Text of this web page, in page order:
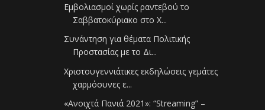
Εμβολιασμοί χωρίς ραντεβού το
Σαββατοκύριακο στο Χ...
Συνάντηση για θέματα Πολιτικής
Προστασίας με το Δι...
Χριστουγεννιάτικες εκδηλώσεις γεμάτες
χαρμόσυνες ε...
«Ανοιχτά Πανιά 2021»: “Streaming” –